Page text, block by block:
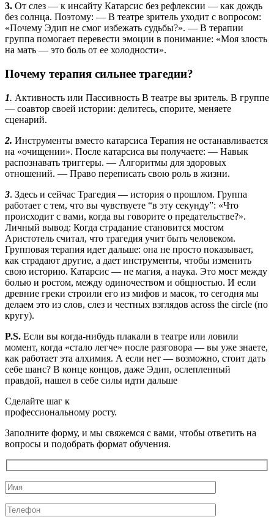
3. От слез — к инсайту Катарсис без рефлексии — как дождь
без солнца. Поэтому: — В театре зритель уходит с вопросом:
«Почему Эдип не смог избежать судьбы?». — В терапии
группа помогает перевести эмоции в понимание: «Моя злость
на мать — это боль от ее холодности».
Почему терапия сильнее трагедии?
1. Активность или Пассивность В театре вы зритель. В группе
— соавтор своей истории: делитесь, спорите, меняете
сценарий.
2. Инструменты вместо катарсиса Терапия не останавливается
на «очищении». После катарсиса вы получаете: — Навык
распознавать триггеры. — Алгоритмы для здоровых
отношений. — Право переписать свою роль в жизни.
3. Здесь и сейчас Трагедия — история о прошлом. Группа
работает с тем, что вы чувствуете “в эту секунду”: «Что
происходит с вами, когда вы говорите о предательстве?».
Личный вывод: Когда страдание становится мостом
Аристотель считал, что трагедия учит быть человеком.
Групповая терапия идет дальше: она не просто показывает,
как страдают другие, а дает инструменты, чтобы изменить
свою историю. Катарсис — не магия, а наука. Это мост между
болью и ростом, между одиночеством и общностью. И если
древние греки строили его из мифов и масок, то сегодня мы
делаем это из слов, слез и честных взглядов across the circle (по
кругу).
P.S. Если вы когда-нибудь плакали в театре или ловили
момент, когда «стало легче» после разговора — вы уже знаете,
как работает эта алхимия. А если нет — возможно, стоит дать
себе шанс? В конце концов, даже Эдип, ослепленный
правдой, нашел в себе силы идти дальше
Сделайте шаг к
профессиональному росту.
Заполните форму, и мы свяжемся с вами, чтобы ответить на
вопросы и подобрать формат обучения.